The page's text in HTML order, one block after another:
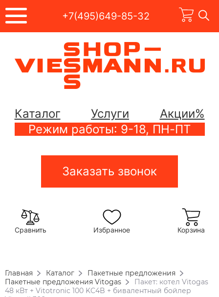
+7(495)649-85-32
Каталог Услуги
Акции%
Режим работы: 9-18, ПН-ПТ
Заказать звонок
Сравнить Избранное Корзина
Главная Каталог
Пакетные предложения
Пакетные предложения Vitogas
Пакет: котел Vitogas
48 кВт + Vitotronic 100 KC4B + бивалентный бойлер